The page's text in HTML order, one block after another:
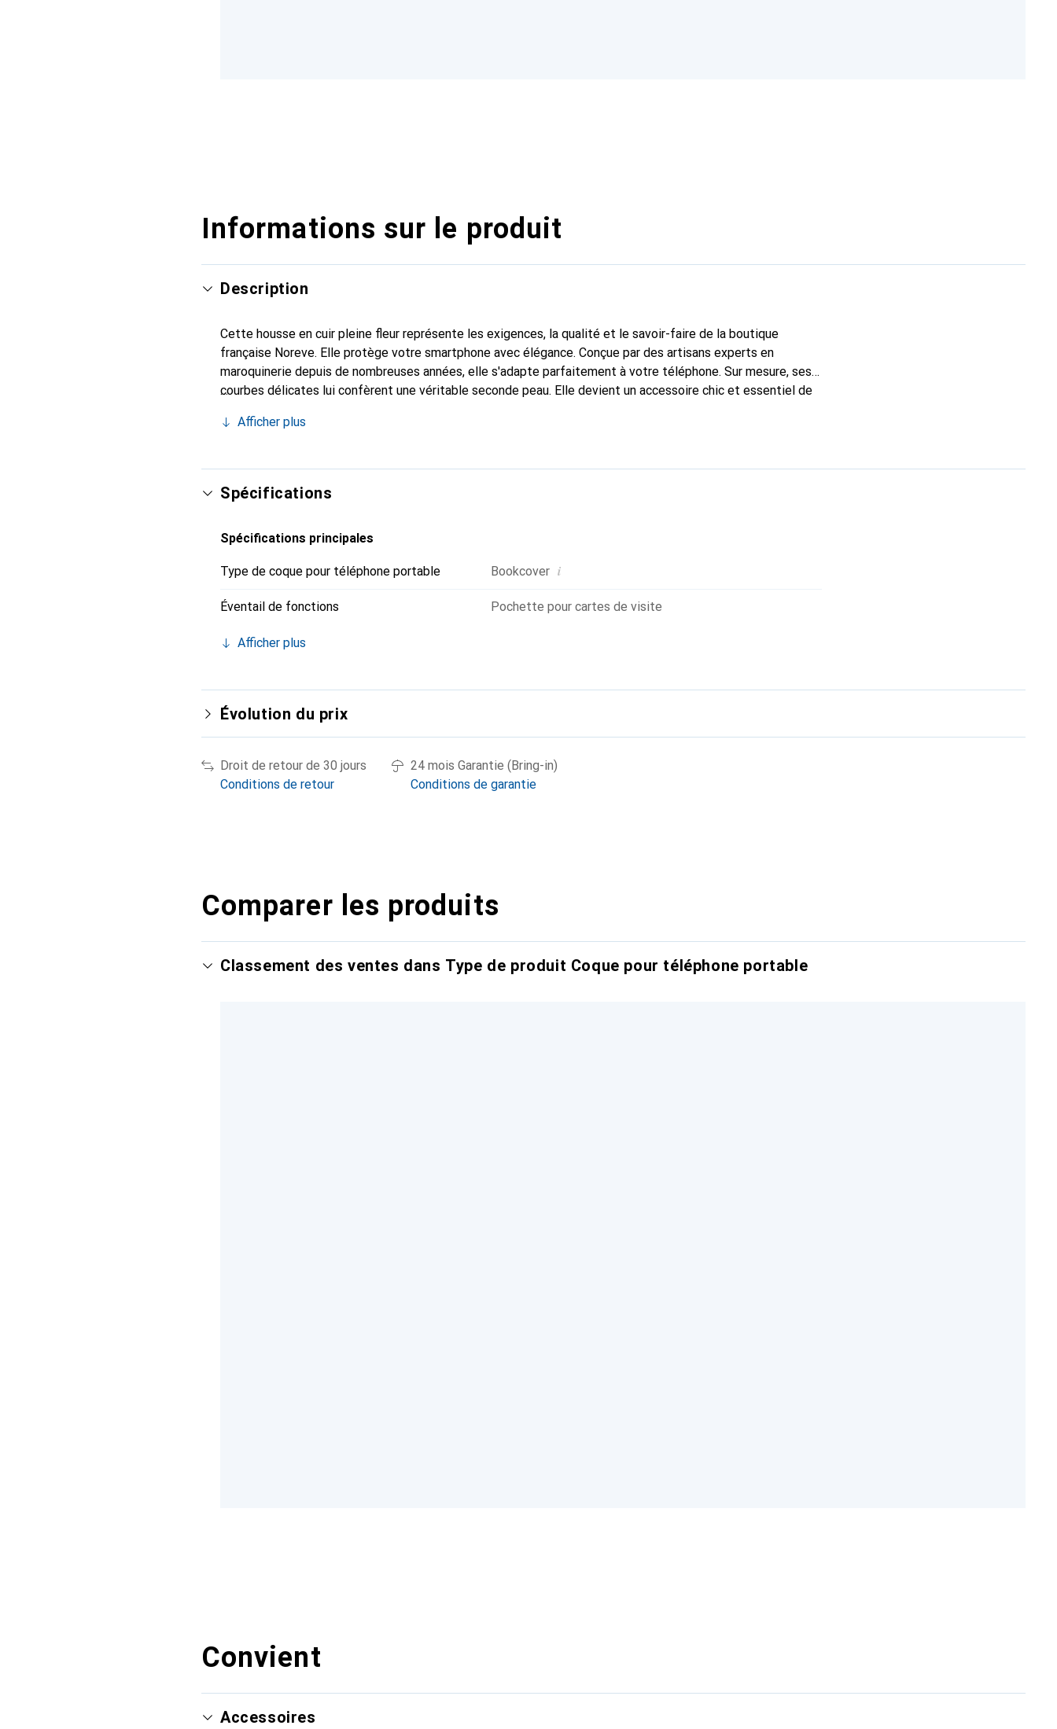
Informations sur le produit
Description
Cette housse en cuir pleine fleur représente les exigences, la qualité et le savoir-faire de la boutique
française Noreve. Elle protège votre smartphone avec élégance. Conçue par des artisans experts en
maroquinerie depuis de nombreuses années, elle s'adapte parfaitement à votre téléphone. Sur mesure, ses
courbes délicates lui confèrent une véritable seconde peau. Elle devient un accessoire chic et essentiel de
un choix sûr pour une clientèle exigeante.
Afficher plus
Spécifications
Spécifications principales
Type de coque pour téléphone portable Bookcover i
Éventail de fonctions Pochette pour cartes de visite
Afficher plus
Évolution du prix
Droit de retour de 30 jours
Conditions de retour
24 mois Garantie (Bring-in)
Conditions de garantie
Comparer les produits
Classement des ventes dans Type de produit Coque pour téléphone portable
Convient
Accessoires